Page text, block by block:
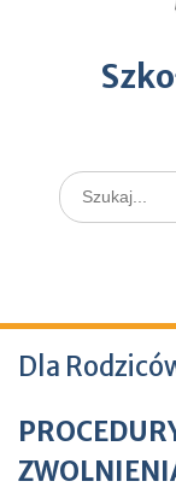
Search
for:
Dla